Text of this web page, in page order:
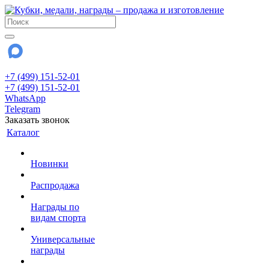
+7 (499) 151-52-01
+7 (499) 151-52-01
WhatsApp
Telegram
Заказать звонок
Каталог
Новинки
Распродажа
Награды по
видам спорта
Универсальные
награды